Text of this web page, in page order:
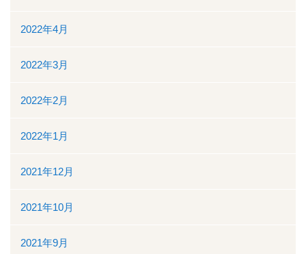
2022年4月
2022年3月
2022年2月
2022年1月
2021年12月
2021年10月
2021年9月